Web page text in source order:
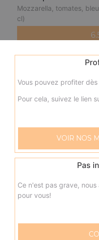
Mozzarella, tomates,
cl)
Menu panini thon
Mozzarella, tomates,
Menu panini poulet
Mozzarella, tomates,
Menu panini
Mozzarella, tomates,
Vous pouvez profiter
Pour cela, suivez le lien
VOIR NOS
Pas
Ce n'est pas grave,
pour vous!